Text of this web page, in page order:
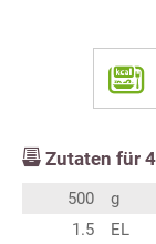
Zutaten für 4
500 g
1.5
EL